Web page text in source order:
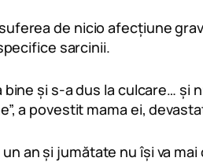
de nicio afecțiune
sarcinii.
și s-a dus la culcare…
a povestit mama ei,
an și jumătate nu își va